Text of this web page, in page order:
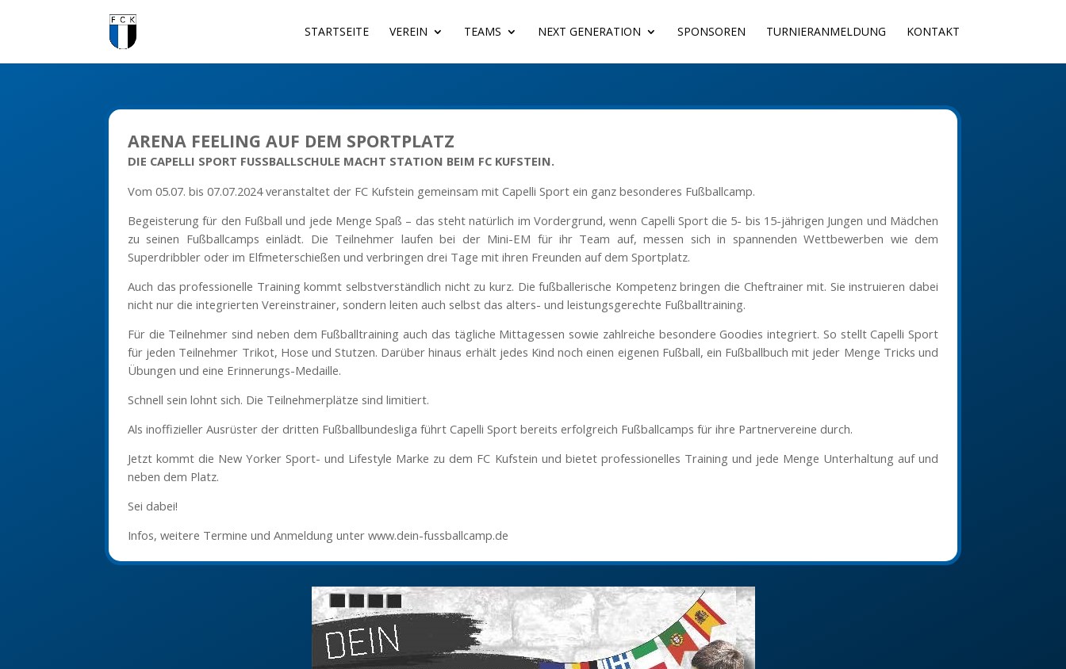
STARTSEITE VEREIN TEAMS NEXT GENERATION SPONSOREN TURNIERANMELDUNG KONTAKT
ARENA FEELING AUF DEM SPORTPLATZ
DIE CAPELLI SPORT FUSSBALLSCHULE MACHT STATION BEIM FC KUFSTEIN.
Vom 05.07. bis 07.07.2024 veranstaltet der FC Kufstein gemeinsam mit Capelli Sport ein ganz besonderes Fußballcamp.
Begeisterung für den Fußball und jede Menge Spaß – das steht natürlich im Vordergrund, wenn Capelli Sport die 5- bis 15-jährigen Jungen und Mädchen
zu seinen Fußballcamps einlädt. Die Teilnehmer laufen bei der Mini-EM für ihr Team auf, messen sich in spannenden Wettbewerben wie dem
Superdribbler oder im Elfmeterschießen und verbringen drei Tage mit ihren Freunden auf dem Sportplatz.
Auch das professionelle Training kommt selbstverständlich nicht zu kurz. Die fußballerische Kompetenz bringen die Cheftrainer mit. Sie instruieren dabei
nicht nur die integrierten Vereinstrainer, sondern leiten auch selbst das alters- und leistungsgerechte Fußballtraining.
Für die Teilnehmer sind neben dem Fußballtraining auch das tägliche Mittagessen sowie zahlreiche besondere Goodies integriert. So stellt Capelli Sport
für jeden Teilnehmer Trikot, Hose und Stutzen. Darüber hinaus erhält jedes Kind noch einen eigenen Fußball, ein Fußballbuch mit jeder Menge Tricks und
Übungen und eine Erinnerungs-Medaille.
Schnell sein lohnt sich. Die Teilnehmerplätze sind limitiert.
Als inoffizieller Ausrüster der dritten Fußballbundesliga führt Capelli Sport bereits erfolgreich Fußballcamps für ihre Partnervereine durch.
Jetzt kommt die New Yorker Sport- und Lifestyle Marke zu dem FC Kufstein und bietet professionelles Training und jede Menge Unterhaltung auf und
neben dem Platz.
Sei dabei!
Infos, weitere Termine und Anmeldung unter www.dein-fussballcamp.de